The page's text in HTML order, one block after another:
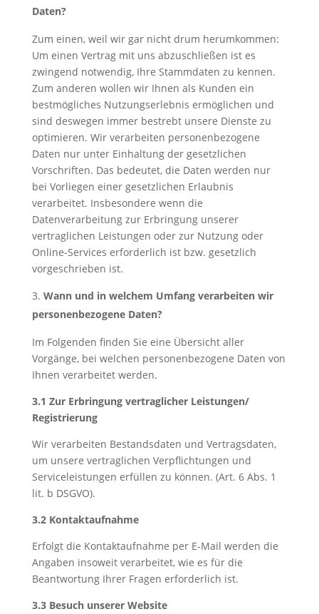
Daten?
Zum einen, weil wir gar nicht drum herumkommen:
Um einen Vertrag mit uns abzuschließen ist es
zwingend notwendig, Ihre Stammdaten zu kennen.
Zum anderen wollen wir Ihnen als Kunden ein
bestmögliches Nutzungserlebnis ermöglichen und
sind deswegen immer bestrebt unsere Dienste zu
optimieren. Wir verarbeiten personenbezogene
Daten nur unter Einhaltung der gesetzlichen
Vorschriften. Das bedeutet, die Daten werden nur
bei Vorliegen einer gesetzlichen Erlaubnis
verarbeitet. Insbesondere wenn die
Datenverarbeitung zur Erbringung unserer
vertraglichen Leistungen oder zur Nutzung oder
Online-Services erforderlich ist bzw. gesetzlich
vorgeschrieben ist.
Wann und in welchem Umfang verarbeiten wir
personenbezogene Daten?
Im Folgenden finden Sie eine Übersicht aller
Vorgänge, bei welchen personenbezogene Daten von
Ihnen verarbeitet werden.
3.1 Zur Erbringung vertraglicher Leistungen/
Registrierung
Wir verarbeiten Bestandsdaten und Vertragsdaten,
um unsere vertraglichen Verpflichtungen und
Serviceleistungen erfüllen zu können. (Art. 6 Abs. 1
lit. b DSGVO).
3.2 Kontaktaufnahme
Erfolgt die Kontaktaufnahme per E-Mail werden die
Angaben insoweit verarbeitet, wie es für die
Beantwortung Ihrer Fragen erforderlich ist.
3.3 Besuch unserer Website